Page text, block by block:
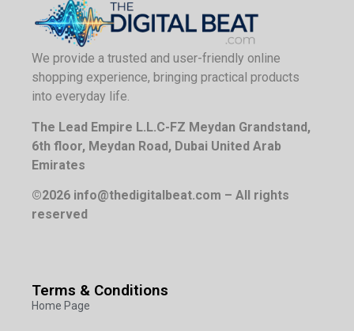
We provide a trusted and user-friendly online
shopping experience, bringing practical products
into everyday life.
The Lead Empire L.L.C-FZ Meydan Grandstand,
6th floor, Meydan Road, Dubai United Arab
Emirates
©2026 info@thedigitalbeat.com – All rights
reserved
Terms & Conditions
Home Page